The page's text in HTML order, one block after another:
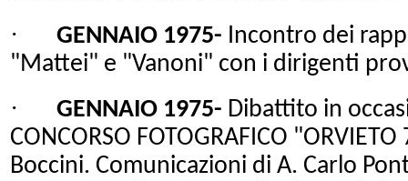
· GENNAIO 1975- Incontro dei
"Mattei" e "Vanoni" con i dirigenti
· GENNAIO 1975- Dibattito in
CONCORSO FOTOGRAFICO
Boccini. Comunicazioni di A. Carlo